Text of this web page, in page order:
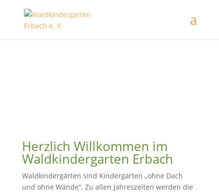
Herzlich Willkommen im
Waldkindergarten Erbach
Waldkindergärten sind Kindergärten „ohne Dach
und ohne Wände“. Zu allen Jahreszeiten werden die